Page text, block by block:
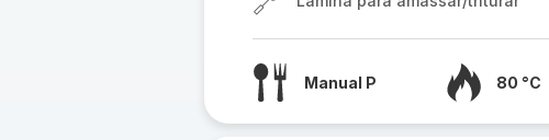
Manual P 80 °C